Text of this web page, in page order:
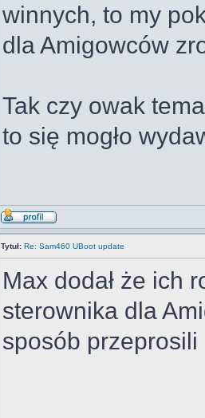
winnych, to my
dla Amigowców
Tak czy owak
to się mogło
Tytuł: Re: Sam460 UBoot update
Max dodał że ich
sterownika dla
sposób